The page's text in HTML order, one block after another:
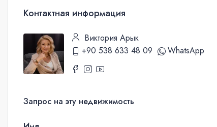
Контактная информация
Виктория Арык
+90 538 633 48 09
WhatsApp
Запрос на эту недвижимость